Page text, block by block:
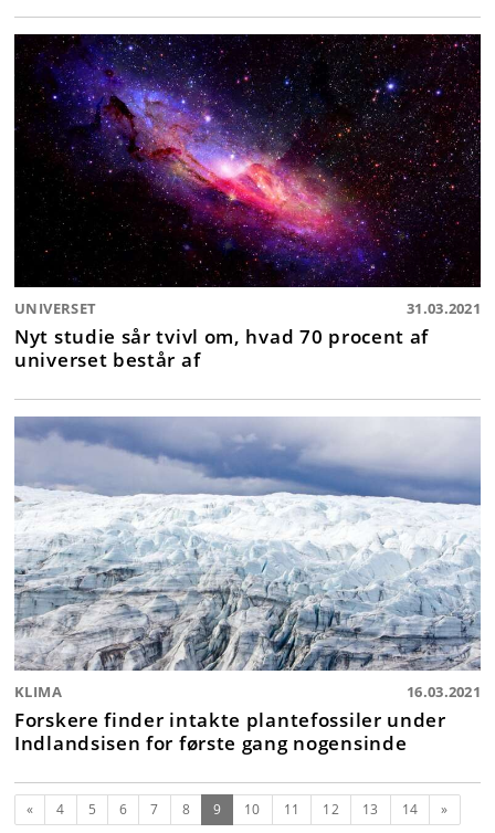
UNIVERSET 31.03.2021
Nyt studie sår tvivl om, hvad 70 procent af
universet består af
KLIMA 16.03.2021
Forskere finder intakte plantefossiler under
Indlandsisen for første gang nogensinde
Forrige
« 4 5 6 7 8 9(nuværende)
10 11 12 13 14 Næste
»